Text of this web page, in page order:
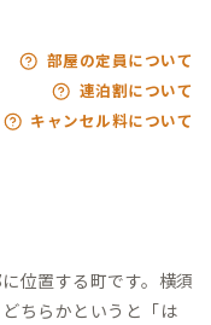
部屋の定員について
連泊割について
キャンセル料について
位置する町です。横須
ちらかというと「は